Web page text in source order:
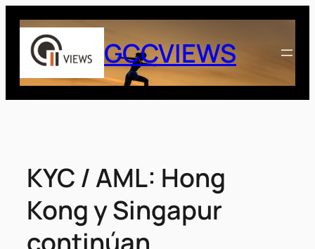
Saltar
contenido
GCCVIEWS
KYC / AML: Hong
Kong y Singapur